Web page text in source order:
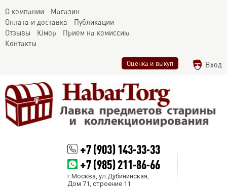
О компании
Магазин
Оплата и доставка
Публикации
Отзывы
Юмор
Прием на комиссию
Контакты
Оценка и выкуп Вход
+7 (903) 143-33-33
+7 (985) 211-86-66
г.Москва, ул.Дубининская,
Дом 71, строение 11